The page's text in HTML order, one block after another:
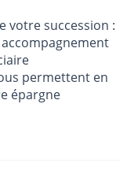
votre succession :
permettent en
épargne